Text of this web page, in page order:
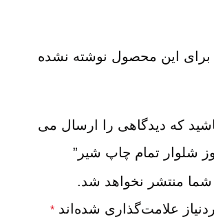
برای این محصول نوشته نشده
که دیدگاهی را ارسال می
شلوار تمام چاپ شیر”
شما منتشر نخواهد شد.
علامت‌گذاری شده‌اند *